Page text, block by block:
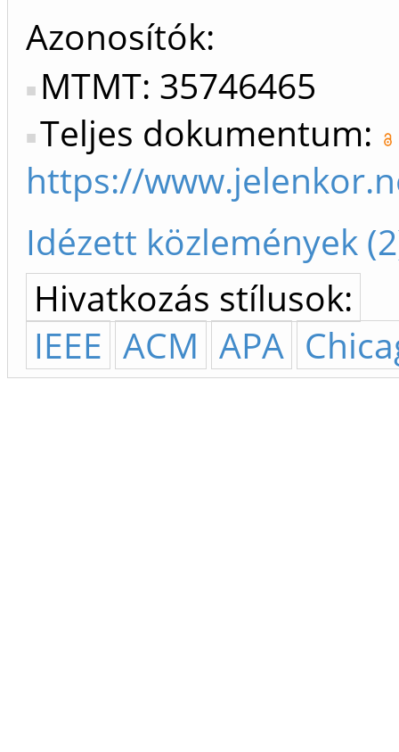
Azonosítók
MTMT: 35746465
Teljes dokumentum:
https://
Idézett közlemények
Hivatkozás stílusok:
IEEE ACM APA